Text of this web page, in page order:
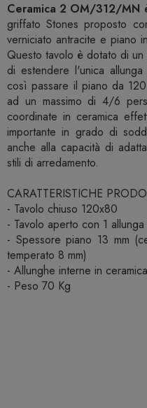
Ceramica 2 OM/312/MN
griffato Stones proposto
verniciato antracite e piano
Questo tavolo è dotato di
di estendere l'unica
così passare il piano da
ad un massimo di 4/6
coordinate in ceramica
importante in grado di
anche alla capacità di
stili di arredamento.
CARATTERISTICHE
- Tavolo chiuso 120x80
- Tavolo aperto con 1
- Spessore piano 13 mm
temperato 8 mm)
- Allunghe interne in
- Peso 70 Kg